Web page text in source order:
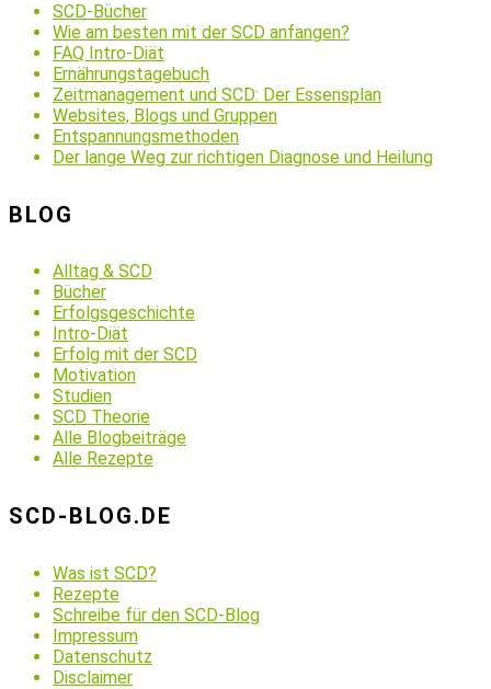
SCD-Bücher
Wie am besten mit der SCD anfangen?
FAQ Intro-Diät
Ernährungstagebuch
Zeitmanagement und SCD: Der Essensplan
Websites, Blogs und Gruppen
Entspannungsmethoden
Der lange Weg zur richtigen Diagnose und Heilung
BLOG
Alltag & SCD
Bücher
Erfolgsgeschichte
Intro-Diät
Erfolg mit der SCD
Motivation
Studien
SCD Theorie
Alle Blogbeiträge
Alle Rezepte
SCD-BLOG.DE
Was ist SCD?
Rezepte
Schreibe für den SCD-Blog
Impressum
Datenschutz
Disclaimer